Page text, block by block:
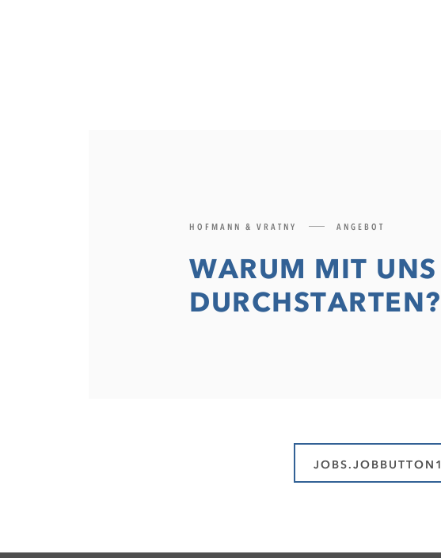
HOFMANN & VRATNY ANGEBOT
WARUM MIT UNS
DURCHSTARTEN?
JOBS.JOBBUTTON1